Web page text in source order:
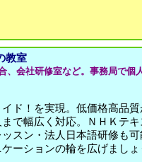
教室
会社研修室など。事務局で個
ド！を実現。低価格高品
で幅広く対応。ＮＨＫテ
スン・法人日本語研修も
ーションの輪を広げましょ